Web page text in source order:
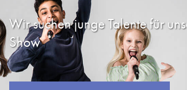
Wir suchen junge Talente für
Show